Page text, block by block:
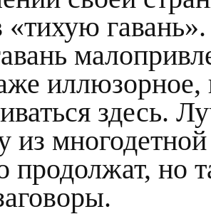
иллюзорное,
здесь.
из
продолжат, но